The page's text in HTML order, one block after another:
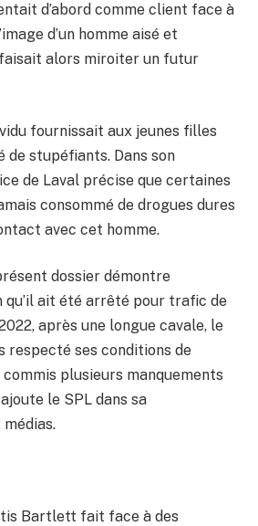
d’abord comme client face à
d’un homme aisé et
alors miroiter un futur
fournissait aux jeunes filles
de stupéfiants. Dans son
de Laval précise que certaines
consommé de drogues dures
avec cet homme.
dossier démontre
qu’il ait été arrêté pour trafic de
après une longue cavale, le
respecté ses conditions de
plusieurs manquements
le SPL dans sa
Bartlett fait face à des